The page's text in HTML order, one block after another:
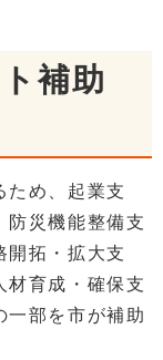
補助
ため、起業支
防災機能整備支
開拓・拡大支
材育成・確保支
一部を市が補助